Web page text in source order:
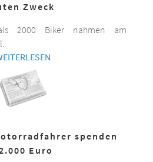
Zweck
2000 Biker nahmen am
spenden
Euro